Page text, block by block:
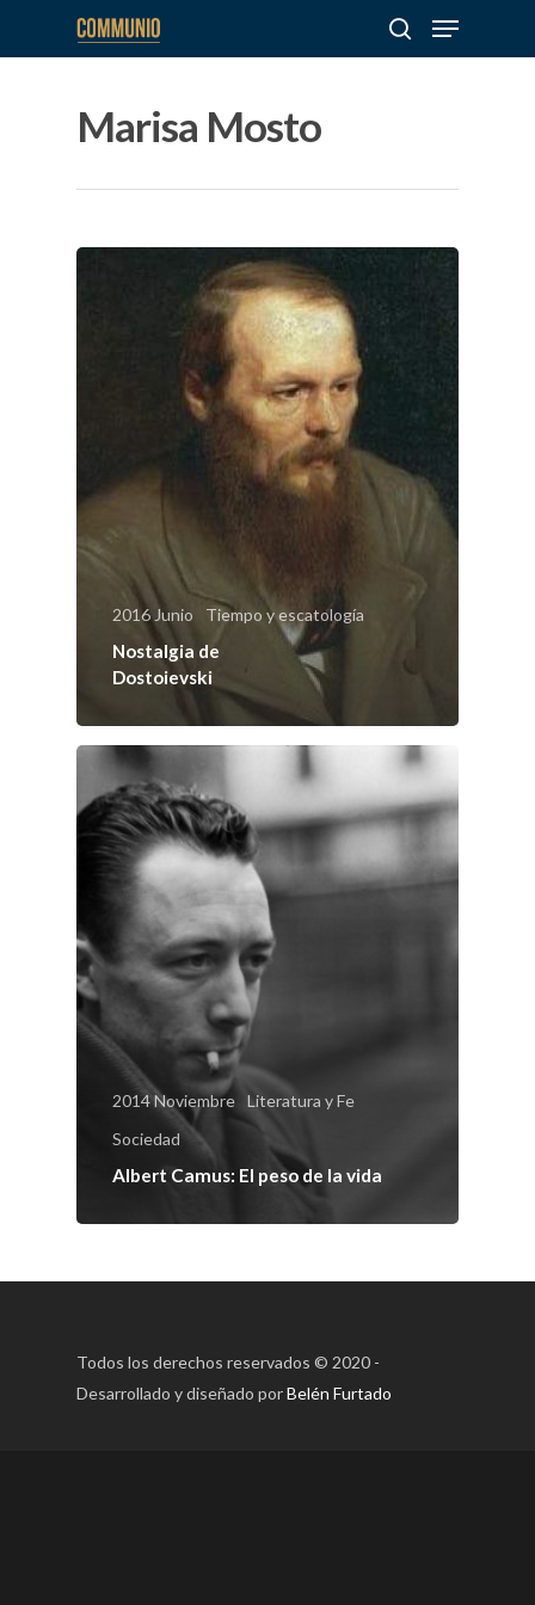
Marisa Mosto
2016 Junio Tiempo y escatología
Nostalgia de
Dostoievski
2014 Noviembre Literatura y Fe
Sociedad
Albert Camus: El peso de la vida
Todos los derechos reservados © 2020 -
Desarrollado y diseñado porBelén Furtado
Sobre
COMMUNIO
Quiénes
Número
Números
Anteriores
Contacto
Suscripción
Pagar